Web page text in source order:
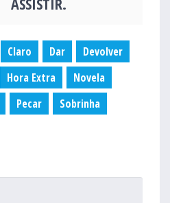
Claro Dar
Devolver
Hora Extra
Novela
Pecar
Sobrinha